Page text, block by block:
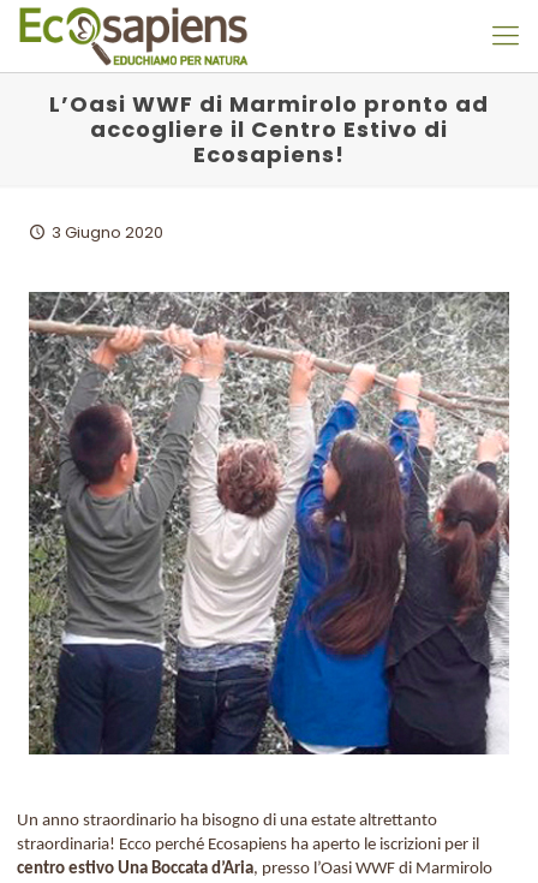
L’Oasi WWF di Marmirolo pronto ad
accogliere il Centro Estivo di
Ecosapiens!
3 Giugno 2020
Un anno straordinario ha bisogno di una estate altrettanto
straordinaria! Ecco perché Ecosapiens ha aperto le iscrizioni per il
centro estivo Una Boccata d’Aria, presso l’Oasi WWF di Marmirolo